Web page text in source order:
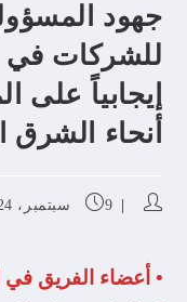
جهود
للشركات في
إيجابياً على
أنحاء
9 سبتمبر، 2024
• أعضاء الفريق